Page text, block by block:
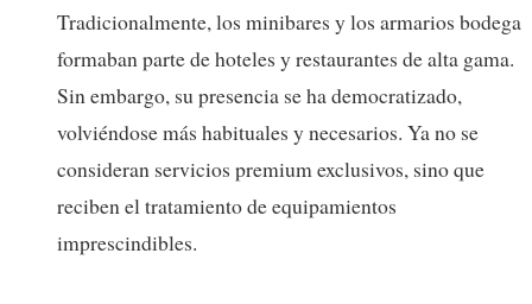
Tradicionalmente, los minibares y los armarios bodega
formaban parte de hoteles y restaurantes de alta gama.
Sin embargo, su presencia se ha democratizado,
volviéndose más habituales y necesarios. Ya no se
consideran servicios premium exclusivos, sino que
reciben el tratamiento de equipamientos
imprescindibles.